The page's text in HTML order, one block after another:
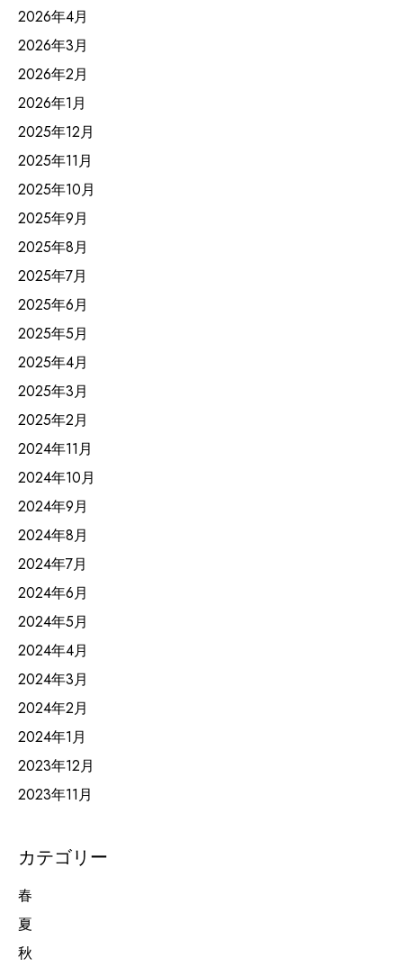
2026年4月
2026年3月
2026年2月
2026年1月
2025年12月
2025年11月
2025年10月
2025年9月
2025年8月
2025年7月
2025年6月
2025年5月
2025年4月
2025年3月
2025年2月
2024年11月
2024年10月
2024年9月
2024年8月
2024年7月
2024年6月
2024年5月
2024年4月
2024年3月
2024年2月
2024年1月
2023年12月
2023年11月
カテゴリー
春
夏
秋